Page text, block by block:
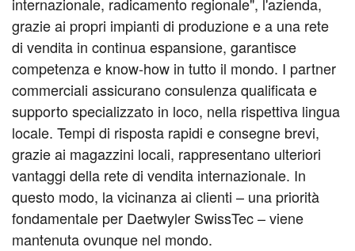
internazionale, radicamento regionale", l'azienda,
grazie ai propri impianti di produzione e a una rete
di vendita in continua espansione, garantisce
competenza e know-how in tutto il mondo. I partner
commerciali assicurano consulenza qualificata e
supporto specializzato in loco, nella rispettiva lingua
locale. Tempi di risposta rapidi e consegne brevi,
grazie ai magazzini locali, rappresentano ulteriori
vantaggi della rete di vendita internazionale. In
questo modo, la vicinanza ai clienti – una priorità
fondamentale per Daetwyler SwissTec – viene
mantenuta ovunque nel mondo.